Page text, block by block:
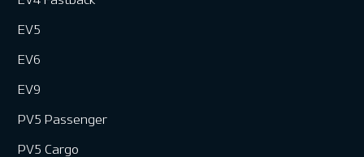
EV5
EV6
EV9
PV5 Passenger
PV5 Cargo